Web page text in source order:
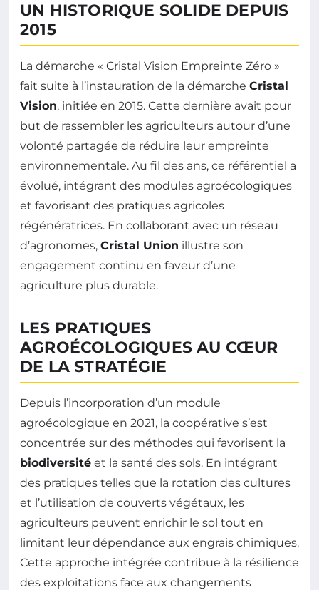
UN HISTORIQUE SOLIDE DEPUIS
2015
La démarche « Cristal Vision Empreinte Zéro »
fait suite à l’instauration de la démarche Cristal
Vision, initiée en 2015. Cette dernière avait pour
but de rassembler les agriculteurs autour d’une
volonté partagée de réduire leur empreinte
environnementale. Au fil des ans, ce référentiel a
évolué, intégrant des modules agroécologiques
et favorisant des pratiques agricoles
régénératrices. En collaborant avec un réseau
d’agronomes, Cristal Union illustre son
engagement continu en faveur d’une
agriculture plus durable.
LES PRATIQUES
AGROÉCOLOGIQUES AU CŒUR
DE LA STRATÉGIE
Depuis l’incorporation d’un module
agroécologique en 2021, la coopérative s’est
concentrée sur des méthodes qui favorisent la
biodiversité et la santé des sols. En intégrant
des pratiques telles que la rotation des cultures
et l’utilisation de couverts végétaux, les
agriculteurs peuvent enrichir le sol tout en
limitant leur dépendance aux engrais chimiques.
Cette approche intégrée contribue à la résilience
des exploitations face aux changements